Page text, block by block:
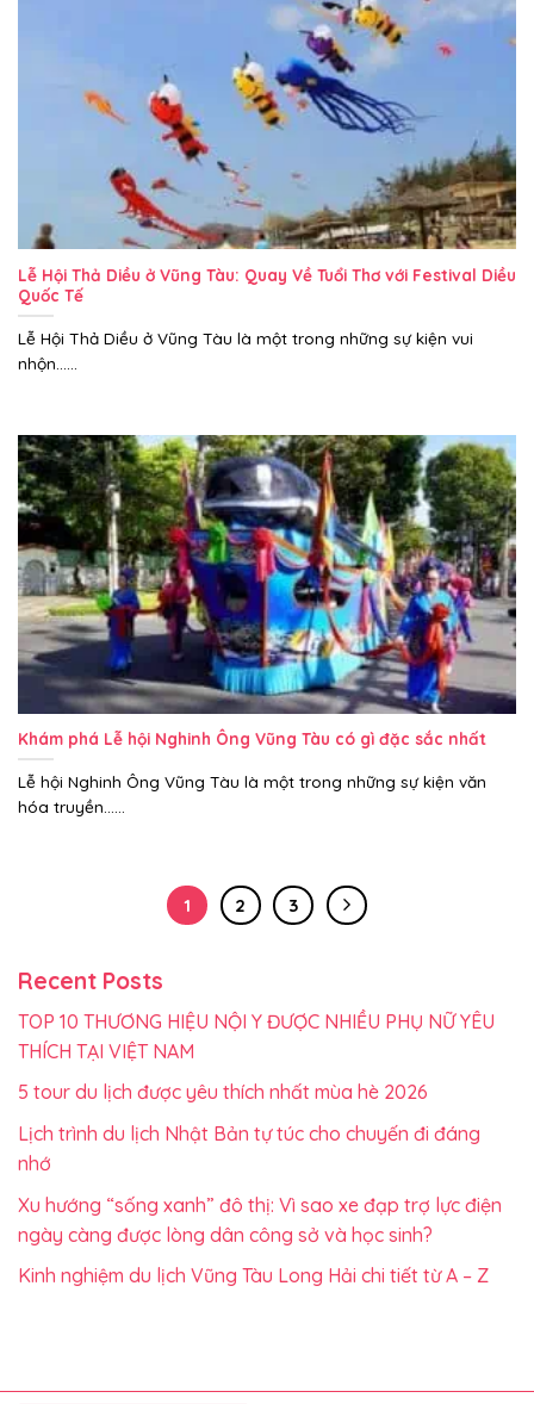
Lễ Hội Thả Diều ở Vũng Tàu: Quay Về Tuổi Thơ với Festival Diều
Quốc Tế
Lễ Hội Thả Diều ở Vũng Tàu là một trong những sự kiện vui
nhộn......
Khám phá Lễ hội Nghinh Ông Vũng Tàu có gì đặc sắc nhất
Lễ hội Nghinh Ông Vũng Tàu là một trong những sự kiện văn
hóa truyền......
1 2 3
Recent Posts
TOP 10 THƯƠNG HIỆU NỘI Y ĐƯỢC NHIỀU PHỤ NỮ YÊU
THÍCH TẠI VIỆT NAM
5 tour du lịch được yêu thích nhất mùa hè 2026
Lịch trình du lịch Nhật Bản tự túc cho chuyến đi đáng
nhớ
Xu hướng “sống xanh” đô thị: Vì sao xe đạp trợ lực điện
ngày càng được lòng dân công sở và học sinh?
Kinh nghiệm du lịch Vũng Tàu Long Hải chi tiết từ A – Z